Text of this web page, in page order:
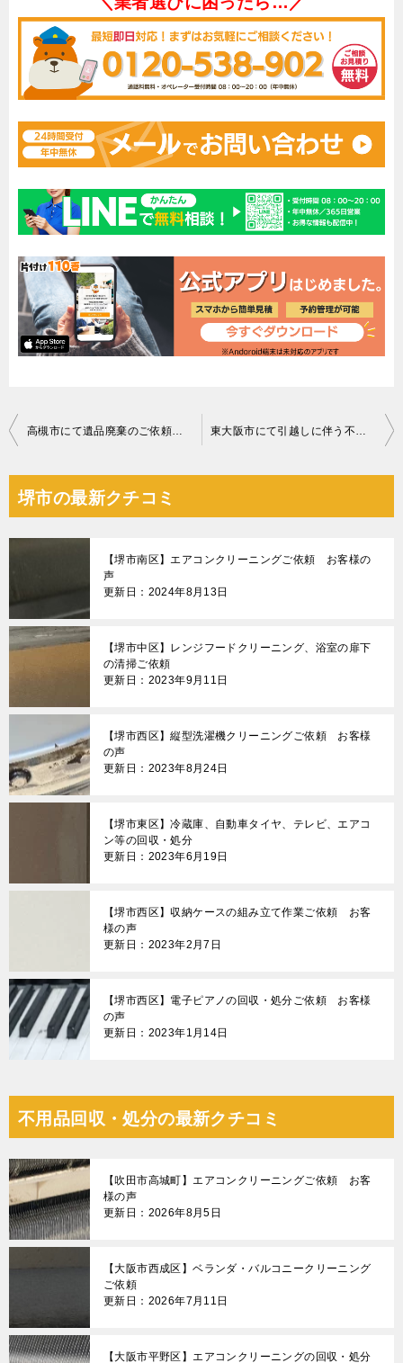
投
ナ
ビ
ゲ
シ
ョ
高槻市にて遺品廃棄のご依頼 お客様の声 東大阪市にて引越しに伴う不用品回収 お客様の声
堺市の最新クチコミ
【堺市南区】エアコンクリーニングご依頼 お客様の
声
更新日：2024年8月13日
【堺市中区】レンジフードクリーニング、浴室の扉下
の清掃ご依頼
更新日：2023年9月11日
【堺市西区】縦型洗濯機クリーニングご依頼 お客様
の声
更新日：2023年8月24日
【堺市東区】冷蔵庫、自動車タイヤ、テレビ、エアコ
ン等の回収・処分
更新日：2023年6月19日
【堺市西区】収納ケースの組み立て作業ご依頼 お客
様の声
更新日：2023年2月7日
【堺市西区】電子ピアノの回収・処分ご依頼 お客様
の声
更新日：2023年1月14日
不用品回収・処分の最新クチコミ
【吹田市高城町】エアコンクリーニングご依頼 お客
様の声
更新日：2026年8月5日
【大阪市西成区】ベランダ・バルコニークリーニング
ご依頼
更新日：2026年7月11日
【大阪市平野区】エアコンクリーニングの回収・処分